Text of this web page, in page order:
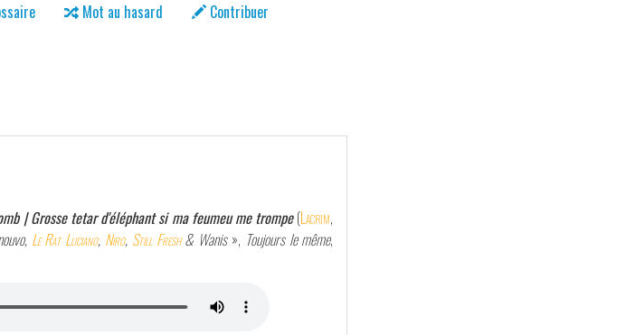
Mot au hasard Contribuer
| Grosse tetar d'éléphant si ma feumeu me trompe (Lacrim,
Le Rat Luciano, Niro, Still Fresh& Wanis», Toujours le même,